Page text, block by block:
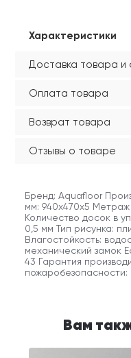
Характеристики
Доставка товара и
Оплата товара
Возврат товара
Отзывы о товаре
Бренд: Aquafloor
мм: 940x470x5 Метраж
Количество досок в
0,5 мм Тип рисунка:
Влагостойкость:
механический замок
43 Гарантия
пожаробезопасности:
Вам